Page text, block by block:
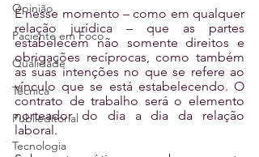
Opinião
Paciente em Foco
Qualidade
Técnica
Publieditorial
Tecnologia
É nesse momento – como em qualquer
relação jurídica – que as partes
estabelecem não somente direitos e
obrigações recíprocas, como também
as suas intenções no que se refere ao
vínculo que se está estabelecendo. O
contrato de trabalho será o elemento
norteador do dia a dia da relação
laboral.